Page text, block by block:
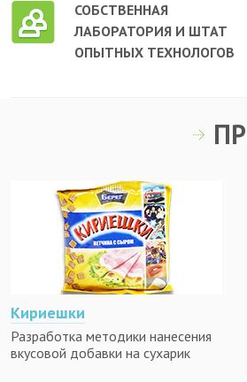
СОБСТВЕННАЯ
ЛАБОРАТОРИЯ И ШТАТ
ОПЫТНЫХ ТЕХНОЛОГОВ
Кириешки
Разработка методики нанесения
вкусовой добавки на сухарик